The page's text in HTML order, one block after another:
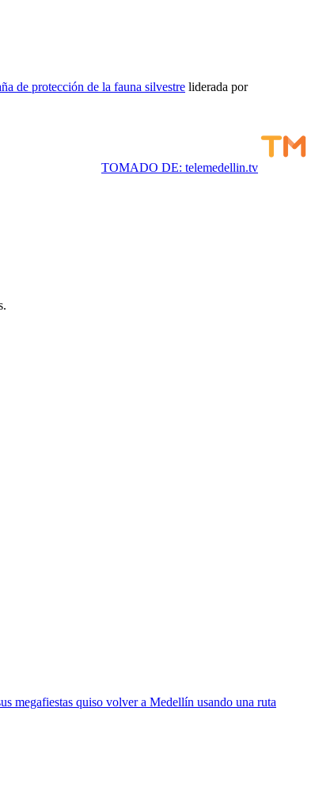
de protección de la fauna silvestre liderada por
TOMADO DE: telemedellin.tv
megafiestas quiso volver a Medellín usando una ruta